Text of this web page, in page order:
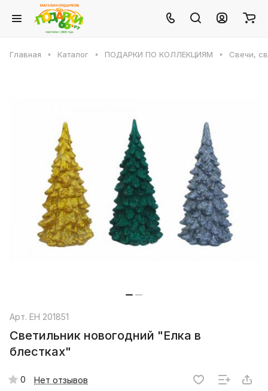
Главная Каталог ПОДАРКИ ПО КОЛЛЕКЦИЯМ Свечи,
Арт. EH 201851
Светильник новогодний "Елка в
блестках"
0 Нет отзывов